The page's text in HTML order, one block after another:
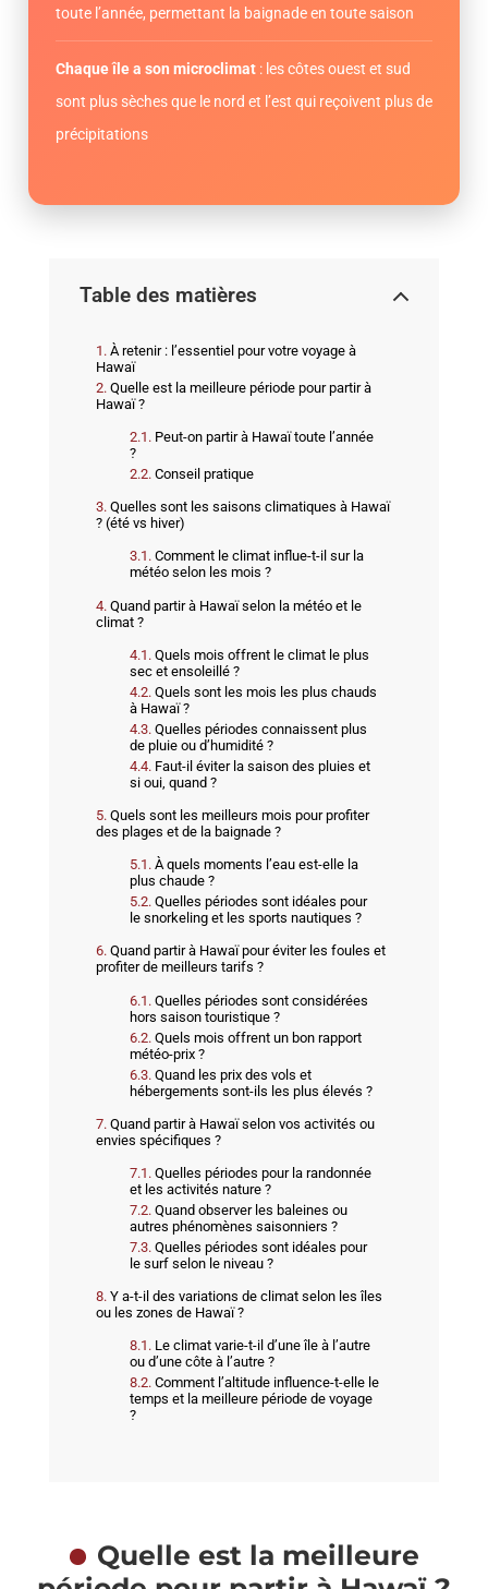
toute l’année, permettant la baignade en toute saison
Chaque île a son microclimat : les côtes ouest et sud
sont plus sèches que le nord et l’est qui reçoivent plus de
précipitations
Table des matières
À retenir : l’essentiel pour votre voyage à
Hawaï
Quelle est la meilleure période pour partir à
Hawaï ?
Peut-on partir à Hawaï toute l’année
?
Conseil pratique
Quelles sont les saisons climatiques à Hawaï
? (été vs hiver)
Comment le climat influe-t-il sur la
météo selon les mois ?
Quand partir à Hawaï selon la météo et le
climat ?
Quels mois offrent le climat le plus
sec et ensoleillé ?
Quels sont les mois les plus chauds
à Hawaï ?
Quelles périodes connaissent plus
de pluie ou d’humidité ?
Faut-il éviter la saison des pluies et
si oui, quand ?
Quels sont les meilleurs mois pour profiter
des plages et de la baignade ?
À quels moments l’eau est-elle la
plus chaude ?
Quelles périodes sont idéales pour
le snorkeling et les sports nautiques ?
Quand partir à Hawaï pour éviter les foules et
profiter de meilleurs tarifs ?
Quelles périodes sont considérées
hors saison touristique ?
Quels mois offrent un bon rapport
météo-prix ?
Quand les prix des vols et
hébergements sont-ils les plus élevés ?
Quand partir à Hawaï selon vos activités ou
envies spécifiques ?
Quelles périodes pour la randonnée
et les activités nature ?
Quand observer les baleines ou
autres phénomènes saisonniers ?
Quelles périodes sont idéales pour
le surf selon le niveau ?
Y a-t-il des variations de climat selon les îles
ou les zones de Hawaï ?
Le climat varie-t-il d’une île à l’autre
ou d’une côte à l’autre ?
Comment l’altitude influence-t-elle le
temps et la meilleure période de voyage
?
Quelle est la meilleure